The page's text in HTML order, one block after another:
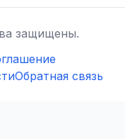
защищены.
Обратная связь